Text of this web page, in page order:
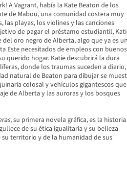
A Vagrant, había la Kate Beaton de los
de Mabou, una comunidad costera muy
las playas, los violines y las canciones
de pagar el préstamo estudiantil,
oro negro de Alberta, algo que ya es
Este necesitados de empleos con buenos
querido hogar. Katie descubrirá la dura
donde los traumas suceden a diario,
natural de Beaton para dibujar se
colosal y vehículos gigantescos que
de Alberta y las auroras y los bosques
, su primera novela gráfica, es la historia
de su ética igualitaria y su belleza
territorio y de la humanidad de sus